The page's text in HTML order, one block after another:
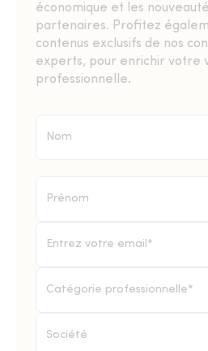
économique et les
partenaires. Profitez
contenus exclusifs de nos
experts, pour enrichir votre
professionnelle.
Catégorie professionnelle*